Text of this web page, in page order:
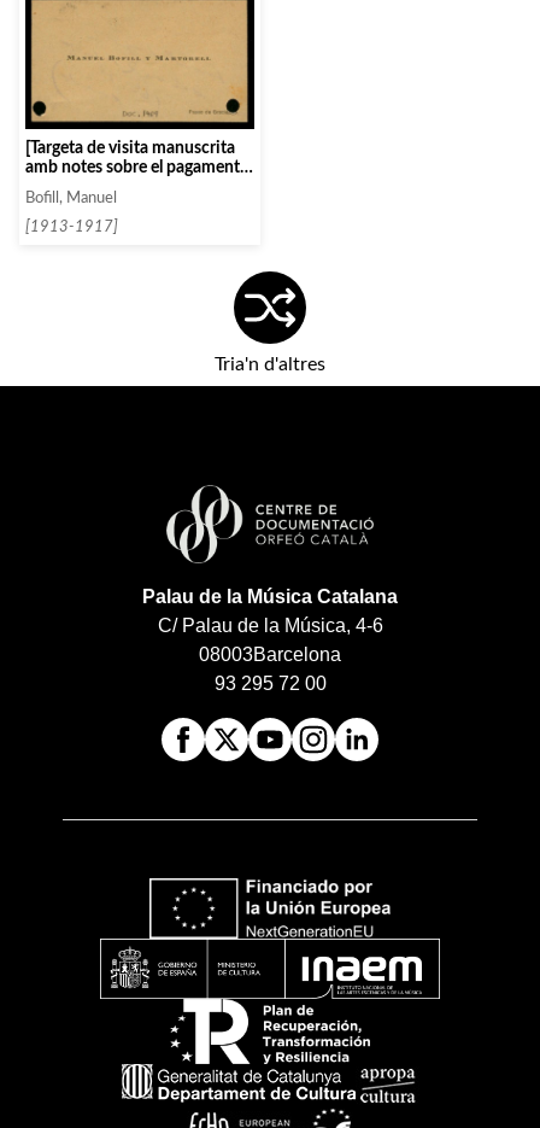
[Targeta de visita manuscrita
amb notes sobre el pagament
de rebuts]
Bofill, Manuel
[1913-1917]
Tria'n d'altres
Palau de la Música Catalana
C/ Palau de la Música, 4-6
08003Barcelona
93 295 72 00